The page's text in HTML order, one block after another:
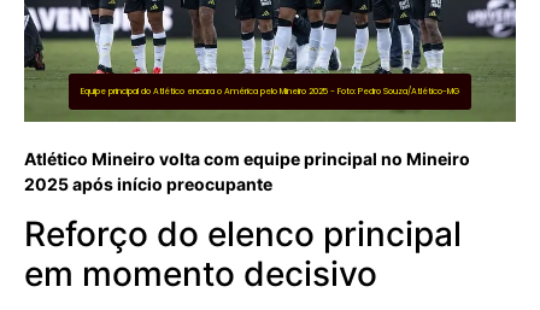
Equipe principal do Atlético encara o América pelo Mineiro 2025 - Foto: Pedro Souza/Atlético-MG
Atlético Mineiro volta com equipe principal no Mineiro
2025 após início preocupante
Reforço do elenco principal
em momento decisivo